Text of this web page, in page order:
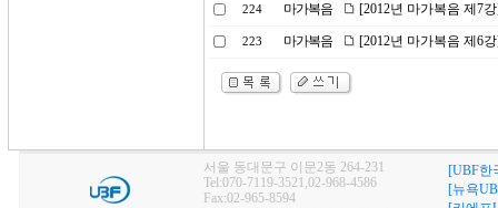
224 마가복음 [2012년 마가복음 제7
223 마가복음 [2012년 마가복음 제6
서울 동대문구 이문2동 264-231
Tel:070-7119-3521,02-968-4586
Fax:02-965-8594
[UBF한
[뉴욕